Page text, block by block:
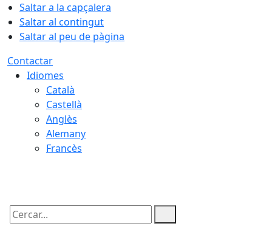
Saltar a la capçalera
Saltar al contingut
Saltar al peu de pàgina
Contactar
Idiomes
Català
Castellà
Anglès
Alemany
Francès
Cercar: